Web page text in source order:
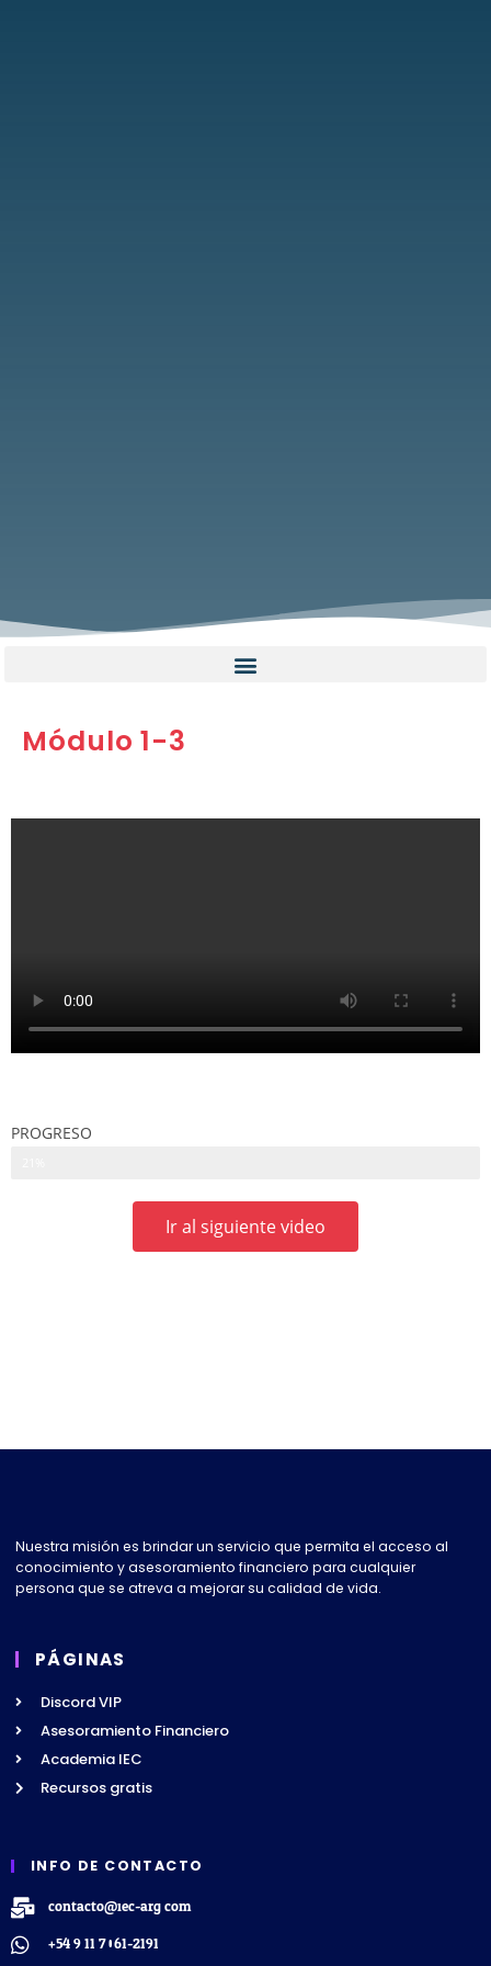
Módulo 1-3
PROGRESO
Ir al siguiente video
Nuestra misión es brindar un servicio que permita el acceso al
conocimiento y asesoramiento financiero para cualquier
persona que se atreva a mejorar su calidad de vida.
PÁGINAS
Discord VIP
Asesoramiento Financiero
Academia IEC
Recursos gratis
INFO DE CONTACTO
contacto@iec-arg.com
+54 9 11 7061-2191